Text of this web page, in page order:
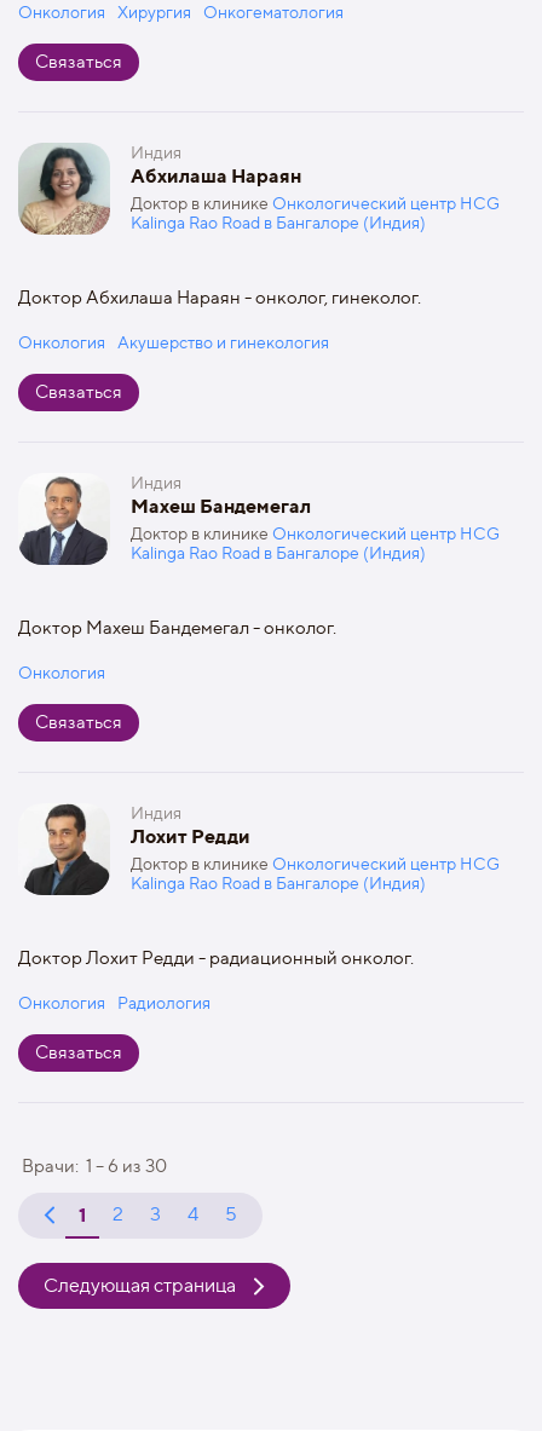
Онкология Хирургия Онкогематология
Связаться
Индия
Абхилаша Нараян
Доктор в клинике Онкологический центр HCG
Kalinga Rao Road в Бангалоре (Индия)
Доктор Абхилаша Нараян - онколог, гинеколог.
Онкология Акушерство и гинекология
Связаться
Индия
Махеш Бандемегал
Доктор в клинике Онкологический центр HCG
Kalinga Rao Road в Бангалоре (Индия)
Доктор Махеш Бандемегал - онколог.
Онкология
Связаться
Индия
Лохит Редди
Доктор в клинике Онкологический центр HCG
Kalinga Rao Road в Бангалоре (Индия)
Доктор Лохит Редди - радиационный онколог.
Онкология Радиология
Связаться
Врачи: 1 – 6 из 30
1 2 3 4 5
Следующая страница